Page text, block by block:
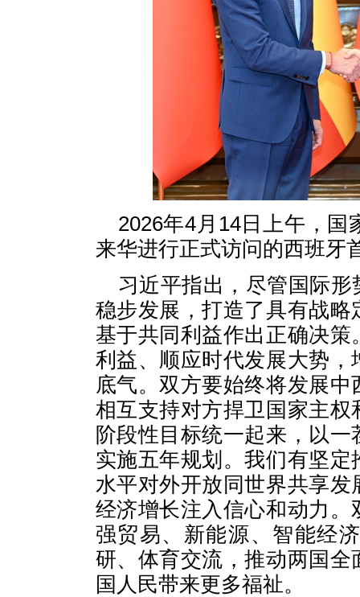
2026年4月14日上午，
来华进行正式访问的西班牙
习近平指出，尽管国际
稳步发展，打造了具有战
基于共同利益作出正确决
利益、顺应时代发展大势
底气。双方要始终将发展
相互支持对方捍卫国家主
阶段性目标统一起来，以
实施五年规划。我们有坚
水平对外开放同世界共享
经济增长注入信心和动力
强贸易、新能源、智能经
研、体育交流，推动两国
国人民带来更多福祉。